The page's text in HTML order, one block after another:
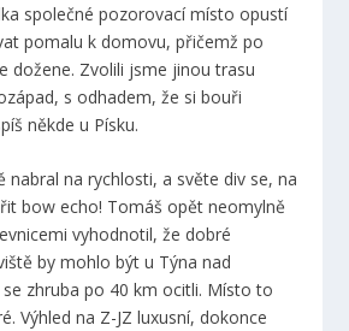
společné pozorovací místo opustí
pomalu k domovu, přičemž po
dožene. Zvolili jsme jinou trasu
s odhadem, že si bouři
někde u Písku.
nabral na rychlosti, a světe div se, na
bow echo! Tomáš opět neomylně
vyhodnotil, že dobré
by mohlo být u Týna nad
zhruba po 40 km ocitli. Místo to
Výhled na Z-JZ luxusní, dokonce